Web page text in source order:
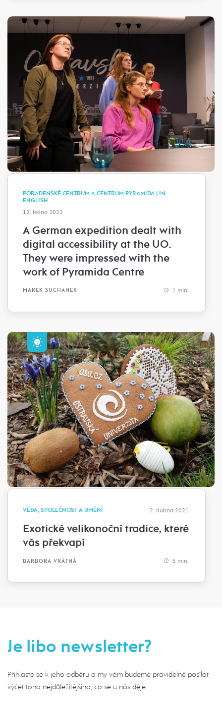
PORADENSKÉ CENTRUM A CENTRUM PYRAMIDA | IN
ENGLISH
12. ledna 2023
A German expedition dealt with
digital accessibility at the UO.
They were impressed with the
work of Pyramida Centre
MAREK SUCHANEK 1 min.
VĚDA, SPOLEČNOST A UMĚNÍ 2. dubna 2021
Exotické velikonoční tradice, které
vás překvapí
BARBORA VRÁTNÁ 5 min.
Je libo newsletter?
Přihlaste se k jeho odběru a my vám budeme pravidelně posílat
výčet toho nejdůležitějšího, co se u nás děje.